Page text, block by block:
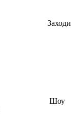
Заходи
Шоу